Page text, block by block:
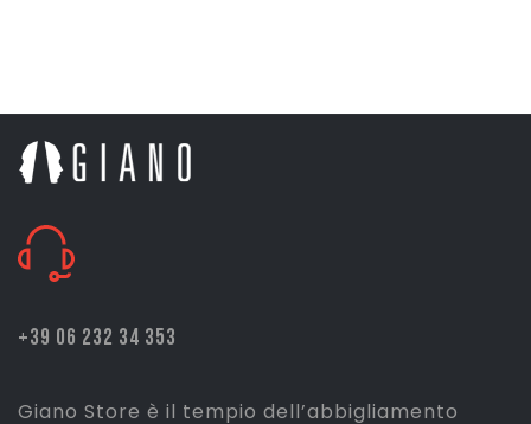
+39 06 232 34 353
Giano Store è il tempio dell’abbigliamento